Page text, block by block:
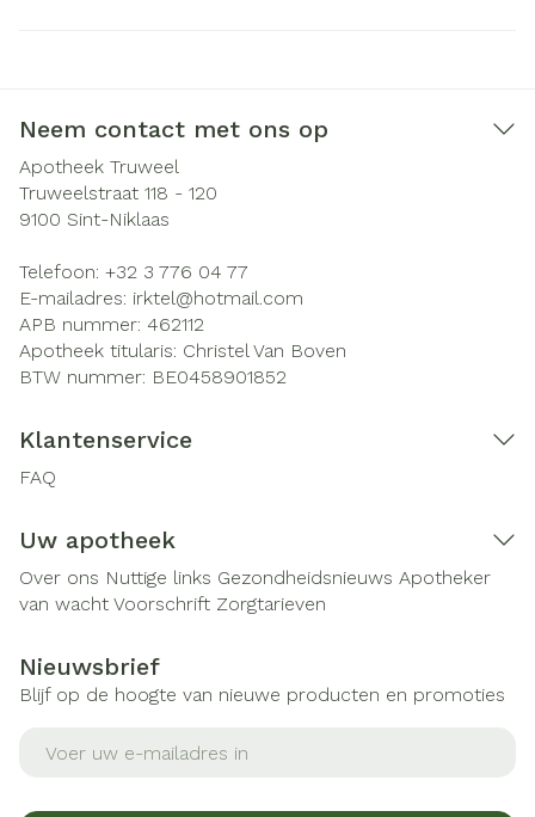
Neem contact met ons op
Apotheek Truweel
Truweelstraat 118 - 120
9100 Sint-Niklaas
Telefoon: +32 3 776 04 77
E-mailadres: irktel@hotmail.com
APB nummer: 462112
Apotheek titularis: Christel Van Boven
BTW nummer: BE0458901852
Klantenservice
FAQ
Uw apotheek
Over ons Nuttige links Gezondheidsnieuws Apotheker
van wacht Voorschrift Zorgtarieven
Nieuwsbrief
Blijf op de hoogte van nieuwe producten en promoties